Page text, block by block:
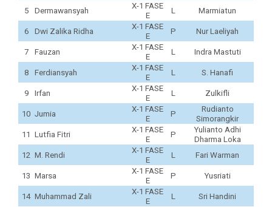
5 Dermawansyah
X-1 FASE
E
L Marmiatun
6 Dwi Zalika Ridha
X-1 FASE
E
P Nur Laeliyah
7 Fauzan
X-1 FASE
E
L Indra Mastuti
8 Ferdiansyah
X-1 FASE
E
L S. Hanafi
9 Irfan
X-1 FASE
E
L Zulkifli
10 Jumia
X-1 FASE
E
P
Rudianto
Simorangkir
11 Lutfia Fitri
X-1 FASE
E
P
Yulianto Adhi
Dharma Loka
12 M. Rendi
X-1 FASE
E
L Fari Warman
13 Marsa
X-1 FASE
E
P Yusriati
14 Muhammad Zali
X-1 FASE
E
L Sri Handini